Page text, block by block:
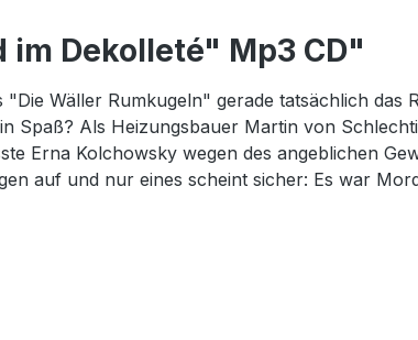
Dekolleté" Mp3 CD"
Wäller Rumkugeln" gerade tatsächlich
Spaß? Als Heizungsbauer Martin von
Erna Kolchowsky wegen des angeblichen
auf und nur eines scheint sicher: Es war